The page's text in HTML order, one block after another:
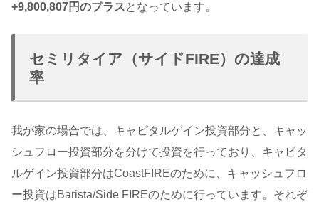
+9,800,807円のプラス となっています。
セミリタイア（サイドFIRE）の達成
率
我が家の場合では、キャピタルゲイン投資部分と、キャッ
シュフロー投資部分を分けて投資を行っており、キャピタ
ルゲイン投資部分はCoastFIREのために、キャッシュフロ
ー投資はBarista/Side FIREのために行っています。それぞ